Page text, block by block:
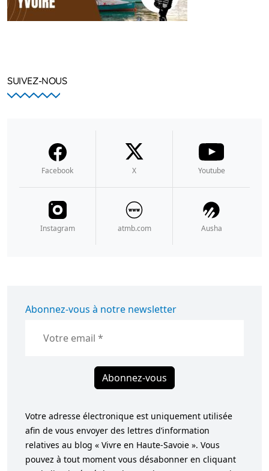
SUIVEZ-NOUS
Facebook X Youtube
Instagram atmb.com Ausha
Abonnez-vous à notre newsletter
Abonnez-vous
Votre adresse électronique est uniquement utilisée
afin de vous envoyer des lettres d’information
relatives au blog « Vivre en Haute-Savoie ». Vous
pouvez à tout moment vous désabonner en cliquant